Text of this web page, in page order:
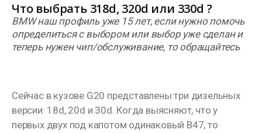
Что выбрать 318d, 320d или 330d ?
BMW наш профиль уже 15 лет, если нужно помочь
определиться с выбором или выбор уже сделан и
теперь нужен чип/обслуживание, то обращайтесь
Сейчас в кузове G20 представлены три дизельных
версии: 18d, 20d и 30d. Когда выясняют, что у
первых двух под капотом одинаковый В47, то